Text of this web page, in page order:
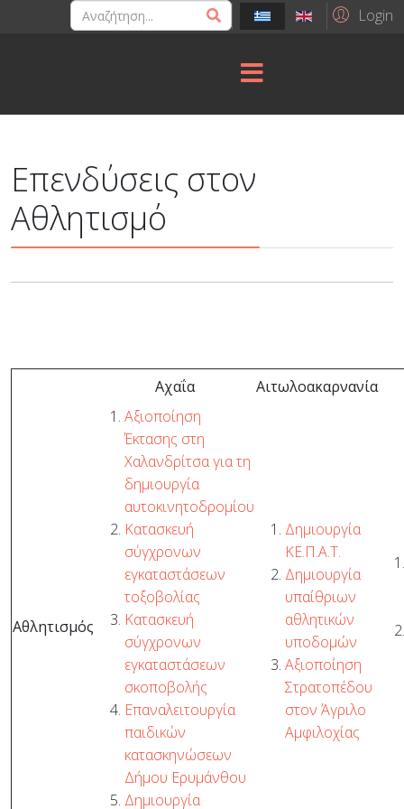
Login
Επενδύσεις στον
Αθλητισμό
Αχαΐα Αιτωλοακαρνανία
Αθλητισμός
Αξιοποίηση
Έκτασης στη
Χαλανδρίτσα για τη
δημιουργία
αυτοκινητοδρομίου
Κατασκευή
σύγχρονων
εγκαταστάσεων
τοξοβολίας
Κατασκευή
σύγχρονων
εγκαταστάσεων
σκοποβολής
Επαναλειτουργία
παιδικών
κατασκηνώσεων
Δήμου Ερυμάνθου
Δημιουργία
Δημιουργία
ΚΕ.Π.Α.Τ.
Δημιουργία
υπαίθριων
αθλητικών
υποδομών
Αξιοποίηση
Στρατοπέδου
στον Άγριλο
Αμφιλοχίας